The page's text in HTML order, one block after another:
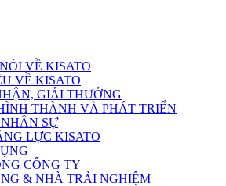
VỀ KISATO
VỀ KISATO
GIẢI THƯỞNG
THÀNH VÀ PHÁT TRIỂN
SỰ
LỰC KISATO
CÔNG TY
& NHÀ TRẢI NGHIỆM